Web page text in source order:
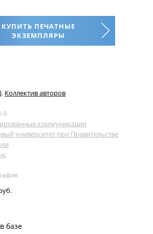
КУПИТЬ ПЕЧАТНЫЕ
ЭКЗЕМПЛЯРЫ
, Коллектив авторов
9
коммуникации
университет при Правительстве
базе